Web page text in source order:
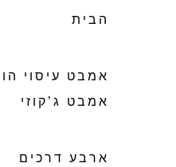
הבית
אמבט עיסוי
אמבט ג’קוזי
ארבע דרכים